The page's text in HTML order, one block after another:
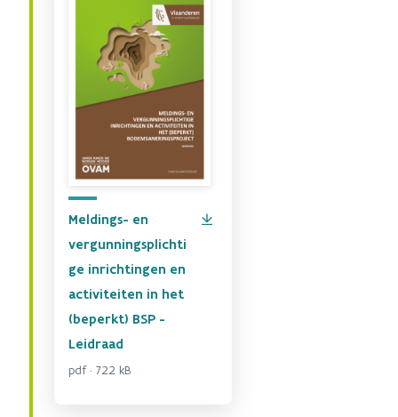
Meldings- en
vergunningsplichti
ge inrichtingen en
activiteiten in het
(beperkt) BSP -
Leidraad
pdf · 722 kB